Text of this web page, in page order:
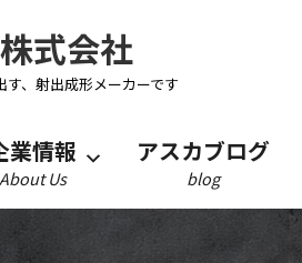
式会社
、射出成形メーカーです
業情報
About Us
アスカブログ
blog